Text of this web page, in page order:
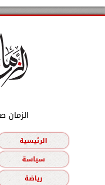
الزمان
الرئيسية
سياسة
رياضة